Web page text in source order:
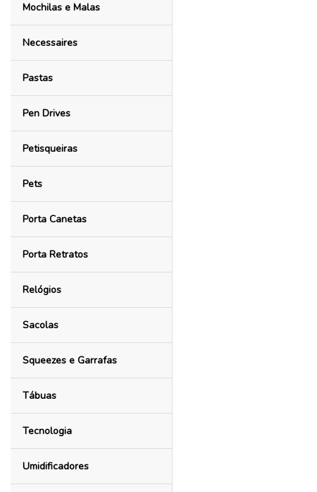
Mochilas e Malas
Necessaires
Pastas
Pen Drives
Petisqueiras
Pets
Porta Canetas
Porta Retratos
Relógios
Sacolas
Squeezes e Garrafas
Tábuas
Tecnologia
Umidificadores